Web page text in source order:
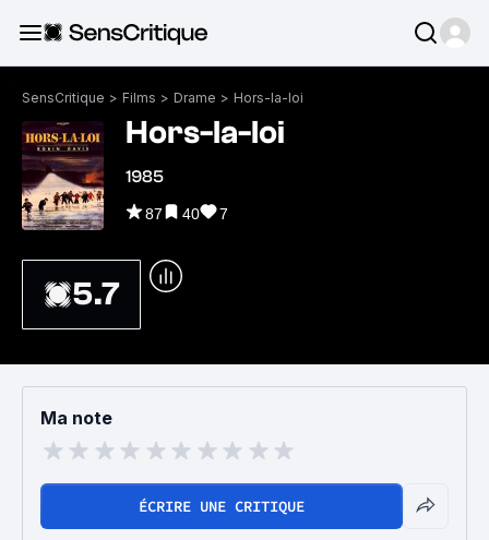
SensCritique > Films > Drame > Hors-la-loi
Hors-la-loi
1985
87 40 7
5.7
Ma note
ÉCRIRE UNE CRITIQUE